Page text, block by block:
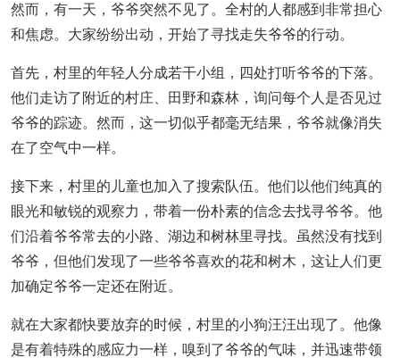
然而，有一天，爷爷突然不见了。全村的人都感到非常担心
和焦虑。大家纷纷出动，开始了寻找走失爷爷的行动。
首先，村里的年轻人分成若干小组，四处打听爷爷的下落。
他们走访了附近的村庄、田野和森林，询问每个人是否见过
爷爷的踪迹。然而，这一切似乎都毫无结果，爷爷就像消失
在了空气中一样。
接下来，村里的儿童也加入了搜索队伍。他们以他们纯真的
眼光和敏锐的观察力，带着一份朴素的信念去找寻爷爷。他
们沿着爷爷常去的小路、湖边和树林里寻找。虽然没有找到
爷爷，但他们发现了一些爷爷喜欢的花和树木，这让人们更
加确定爷爷一定还在附近。
就在大家都快要放弃的时候，村里的小狗汪汪出现了。他像
是有着特殊的感应力一样，嗅到了爷爷的气味，并迅速带领